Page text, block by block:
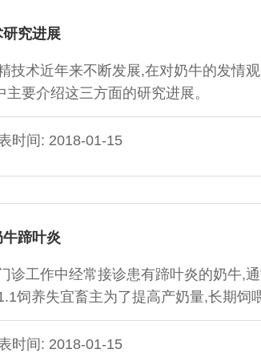
究进展
技术近年来不断发展,在对奶牛的发情
要介绍这三方面的研究进展。
间: 2018-01-15
蹄叶炎
诊工作中经常接诊患有蹄叶炎的奶牛,
饲养失宜畜主为了提高产奶量,长期饲
、产生有毒物质被吸收后造成血液循环
长蹄等使蹄的机能受到严重障碍,影响
间: 2018-01-15